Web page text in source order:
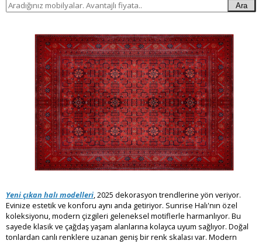
Ara
Yeni çıkan halı modelleri, 2025 dekorasyon trendlerine yön veriyor.
Evinize estetik ve konforu aynı anda getiriyor. Sunrise Halı'nın özel
koleksiyonu, modern çizgileri geleneksel motiflerle harmanlıyor. Bu
sayede klasik ve çağdaş yaşam alanlarına kolayca uyum sağlıyor. Doğal
tonlardan canlı renklere uzanan geniş bir renk skalası var. Modern